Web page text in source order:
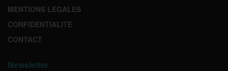
MENTIONS LEGALES
CONFIDENTIALITE
CONTACT
Newsletter